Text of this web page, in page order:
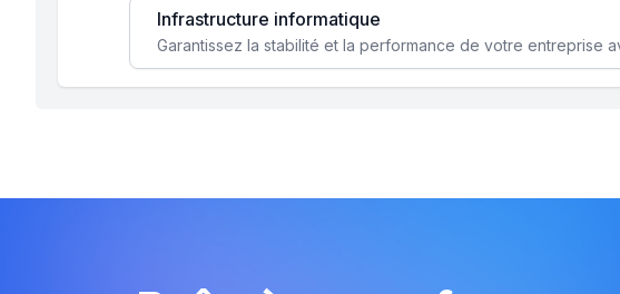
Infrastructure informatique